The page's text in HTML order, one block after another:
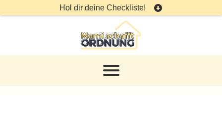
Hol dir deine Checkliste!